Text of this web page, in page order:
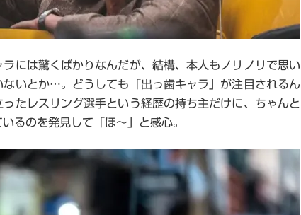
には驚くばかりなんだが、結構、本人もノリノリで思い
ないとか…。どうしても「出っ歯キャラ」が注目されるん
たレスリング選手という経歴の持ち主だけに、ちゃんと
るのを発見して「ほ～」と感心。